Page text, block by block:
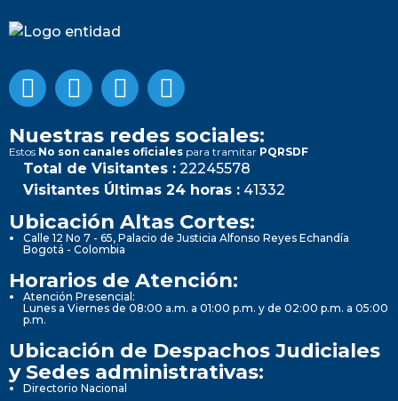
Nuestras redes sociales:
Estos No son canales oficiales para tramitar PQRSDF
Total de Visitantes : 22245578
Visitantes Últimas 24 horas : 41332
Ubicación Altas Cortes:
Calle 12 No 7 - 65, Palacio de Justicia Alfonso Reyes Echandía
Bogotá - Colombia
Horarios de Atención:
Atención Presencial:
Lunes a Viernes de 08:00 a.m. a 01:00 p.m. y de 02:00 p.m. a 05:00
p.m.
Ubicación de Despachos Judiciales
y Sedes administrativas:
Directorio Nacional